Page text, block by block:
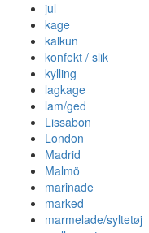
jul
kage
kalkun
konfekt / slik
kylling
lagkage
lam/ged
Lissabon
London
Madrid
Malmö
marinade
marked
marmelade/syltetøj